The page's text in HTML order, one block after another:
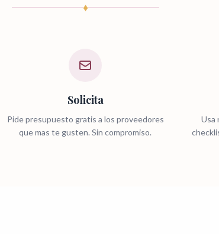
♦
Solicita
Pide presupuesto gratis a los proveedores
que mas te gusten. Sin compromiso.
Usa